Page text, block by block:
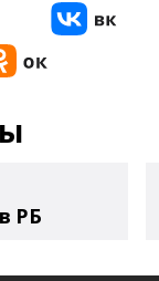
РБ